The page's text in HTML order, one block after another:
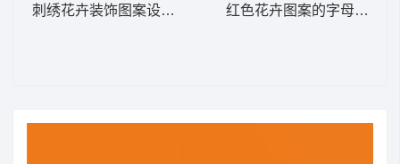
刺绣花卉装饰图案设计图 肩花 红色花卉图案的字母“C”设